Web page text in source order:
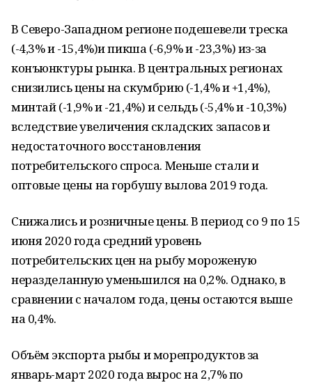
В Северо-Западном регионе подешевели треска
(-4,3% и -15,4%)и пикша (-6,9% и -23,3%) из-за
конъюнктуры рынка. В центральных регионах
снизились цены на скумбрию (-1,4% и +1,4%),
минтай (-1,9% и -21,4%) и сельдь (-5,4% и -10,3%)
вследствие увеличения складских запасов и
недостаточного восстановления
потребительского спроса. Меньше стали и
оптовые цены на горбушу вылова 2019 года.
Снижались и розничные цены. В период со 9 по 15
июня 2020 года средний уровень
потребительских цен на рыбу мороженую
неразделанную уменьшился на 0,2%. Однако, в
сравнении с началом года, цены остаются выше
на 0,4%.
Объём экспорта рыбы и морепродуктов за
январь-март 2020 года вырос на 2,7% по